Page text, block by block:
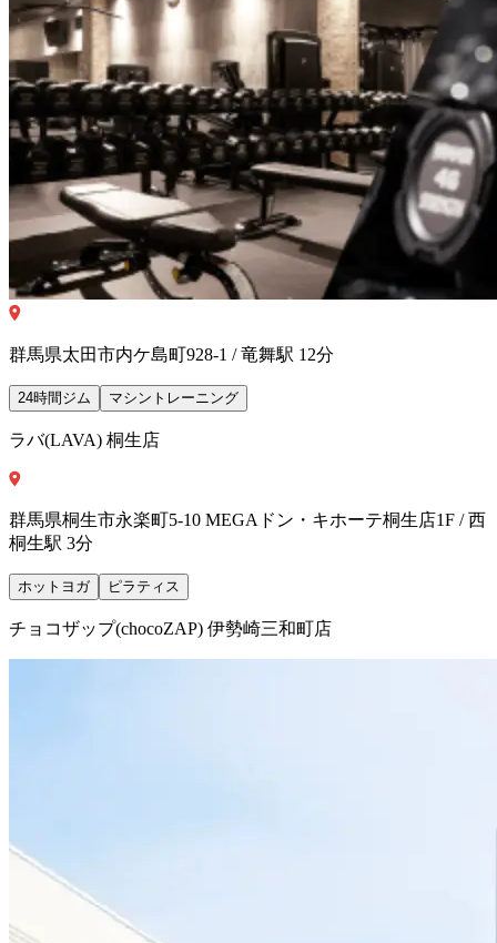
群馬県太田市内ケ島町928-1 / 竜舞駅 12分
24時間ジム マシントレーニング
ラバ(LAVA) 桐生店
群馬県桐生市永楽町5-10 MEGAドン・キホーテ桐生店1F / 西
桐生駅 3分
ホットヨガ ピラティス
チョコザップ(chocoZAP) 伊勢崎三和町店